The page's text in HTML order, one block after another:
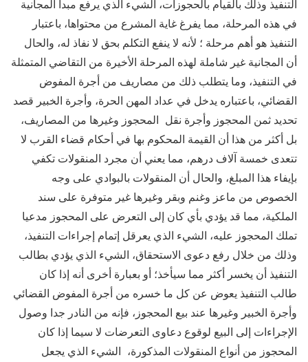
التنفيذ وذلك بالقيام بالحجوزات، الشيء الذي يرفع مبدأ المجانية
في هذه المرحلة، مما يفرغ غاية المشرع من محتواها، باعتبار
التنفيذ هو أهم مرحلة ؛ لأنه لا ينفع التكلم بحق لا نفاذ له، والحال
أن المجانية غير شاملة لهذه المرحلة الأخيرة من التقاضي المتمثلة
في التنفيذ، وما يتطلب ذلك من مصاريف من أجرة المفوض
القضائي، باعتباره يدخل في عداد المهن الحرة، وأجرة الخبير قصد
تحديد ثمن المحجوز وأجرة نقل المحجوز وغيرها من المصاريف،
بل أكثر من هذا أن القيمة المحكوم بها في أحكام قضاء القرب لا
تتعدى خمسة آلاف درهم، مما يعني أن مجرد المنقولات تكفي
بإيفاء هذا المبلغ، والحال أن المنقولات بالبوادي على وجه
الخصوص من ماعز وغنم وبقر وغيرها غير متوفرة على سند
الملكية، مما قد يؤدي بأي كان إلى التعرض على المحجوز مدعيا
تملك المحجوز عليه، الشيء الذي يعرقل إتمام إجراءات التنفيذ،
وذلك من خلال رفع دعوى الاستحقاق، الشيء الذي يؤدي بطالب
التنفيذ أن يخسر أكثر مما سيأخذ؛ أو بعبارة أخرى أنه إذا كان
طالب التنفيذ يعوض عن كل ما خسره من أجرة المفوض القضائي
وأجرة الخبير وغيرها عند بيع المحجوز، فإنه من النادر جدا وصول
الإجراءات إلى البيع لوقوع دعاوى التعرضات لا سيما إذا كان
المحجوز من أنواع المنقولات المذكورة، الشيء الذي يجعل